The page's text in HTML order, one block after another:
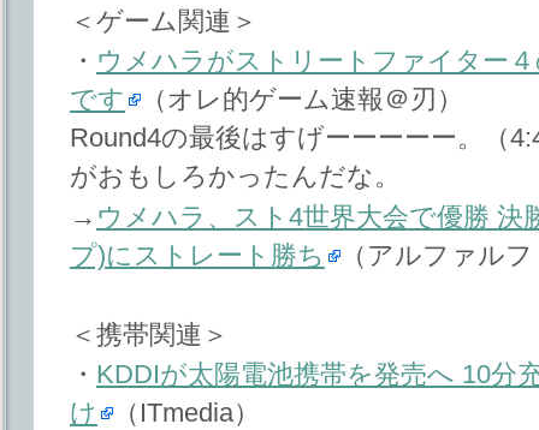
＜ゲーム関連＞
・ ウメハラがストリートファイター
です
（オレ的ゲーム速報＠刃）
Round4の最後はすげーーーーー。（
がおもしろかったんだな。
→ ウメハラ、スト4世界大会で優勝
プ)にストレート勝ち
（アルファル
＜携帯関連＞
・ KDDIが太陽電池携帯を発売へ 10分
け
（ITmedia）